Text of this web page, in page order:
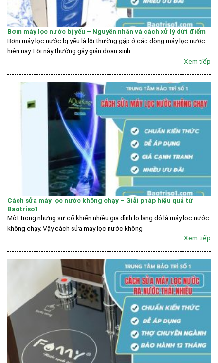
Bơm máy lọc nước bị yếu – Nguyên nhân và cách xử lý dứt điểm
Bơm máy lọc nước bị yếu là lỗi thường gặp ở các dòng máy lọc nước
hiện nay. Lỗi này thường gây gián đoạn sinh
Xem tiếp
Cách sửa máy lọc nước không chạy – Giải pháp hiệu quả từ
Baotriso1
Một trong những sự cố khiến nhiều gia đình lo lắng đó là máy lọc nước
không chạy. Vậy cách sửa máy lọc nước không
Xem tiếp